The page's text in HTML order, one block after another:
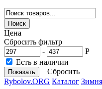
Цена
Сбросить фильтр
-
Р
Есть в наличии
Сбросить
Rybolov.ORG Каталог